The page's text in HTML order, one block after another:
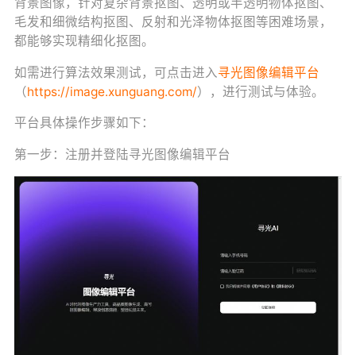
背景图像，针对复杂背景抠图、透明或半透明物体抠图、
毛发和细微结构抠图、反射和光泽物体抠图等困难场景，
都能够实现精细化抠图。
如需进行算法效果测试，可点击进入寻光图像编辑平台
（https://image.xunguang.com/），进行测试与体验。
平台具体操作步骤如下：
第一步：注册并登陆寻光图像编辑平台